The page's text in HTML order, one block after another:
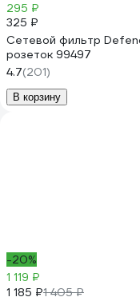
295 ₽
325 ₽
Сетевой фильтр
розеток 99497
4.7(201)
В корзину
-20%
1 119 ₽
1 185 ₽1 405 ₽